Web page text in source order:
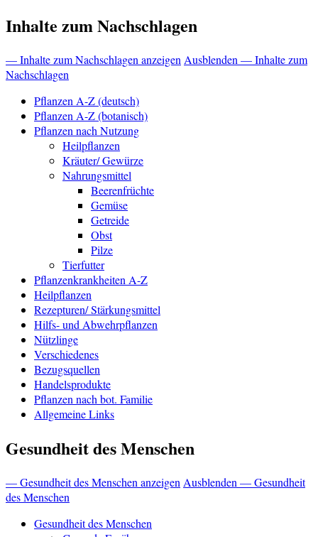
Inhalte zum Nachschlagen
— Inhalte zum Nachschlagen anzeigenAusblenden — Inhalte zum
Nachschlagen
Pflanzen A-Z (deutsch)
Pflanzen A-Z (botanisch)
Pflanzen nach Nutzung
Heilpflanzen
Kräuter/ Gewürze
Nahrungsmittel
Beerenfrüchte
Gemüse
Getreide
Obst
Pilze
Tierfutter
Pflanzenkrankheiten A-Z
Heilpflanzen
Rezepturen/ Stärkungsmittel
Hilfs- und Abwehrpflanzen
Nützlinge
Verschiedenes
Bezugsquellen
Handelsprodukte
Pflanzen nach bot. Familie
Allgemeine Links
Gesundheit des Menschen
— Gesundheit des Menschen anzeigen Ausblenden — Gesundheit
des Menschen
Gesundheit des Menschen